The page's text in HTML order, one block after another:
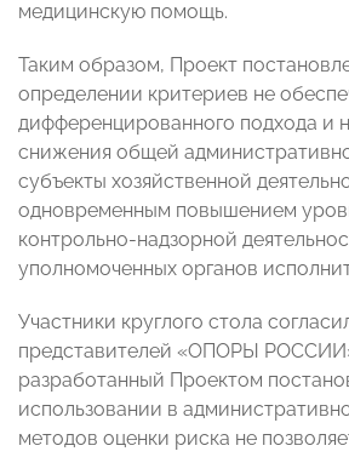
медицинскую помощь.
Таким образом, Проект
определении критериев не
дифференцированного подхода и
снижения общей
субъекты хозяйственной
одновременным повышением
контрольно-надзорной
уполномоченных органов
Участники круглого стола
представителей «ОПОРЫ
разработанный Проектом
использовании в
методов оценки риска не